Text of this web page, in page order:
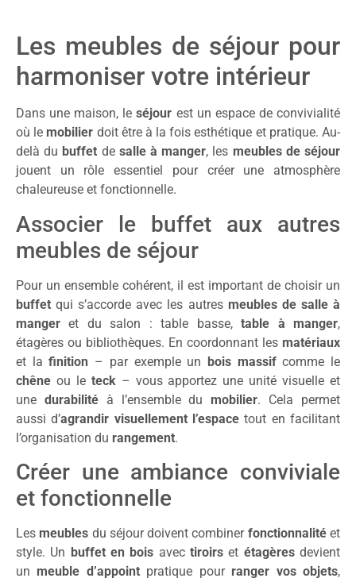
Les meubles de séjour pour
harmoniser votre intérieur
Dans une maison, leséjour est un espace de convivialité
où le mobilier doit être à la fois esthétique et pratique. Au-
delà du buffet de salle à manger, les meubles de séjour
jouent un rôle essentiel pour créer une atmosphère
chaleureuse et fonctionnelle.
Associer le buffet aux autres
meubles de séjour
Pour un ensemble cohérent, il est important de choisir un
buffet qui s’accorde avec les autres meubles de salle à
manger et du salon : table basse,table à manger,
étagères ou bibliothèques. En coordonnant les matériaux
et lafinition – par exemple un bois massifcomme le
chêne ou le teck – vous apportez une unité visuelle et
une durabilitéà l’ensemble du mobilier. Cela permet
aussi d’agrandir visuellement l’espace tout en facilitant
l’organisation du rangement.
Créer une ambiance conviviale
et fonctionnelle
Les meubles du séjour doivent combiner fonctionnalitéet
style. Un buffet en bois avectiroirs et étagèresdevient
un meuble d’appointpratique pour ranger vos objets,